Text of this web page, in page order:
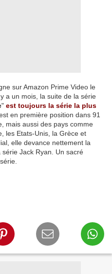
sur Amazon Prime Video le
a un mois, la suite de la série
" est toujours la série la plus
en première position dans 91
mais aussi des pays comme
les Etats-Unis, la Grèce et
elle devance nettement la
Jack Ryan. Un sacré